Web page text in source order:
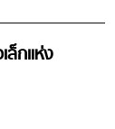
ล็กแห่ง